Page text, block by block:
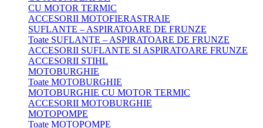
CU MOTOR TERMIC
ACCESORII MOTOFIERASTRAIE
SUFLANTE – ASPIRATOARE DE FRUNZE
Toate SUFLANTE – ASPIRATOARE DE FRUNZE
ACCESORII SUFLANTE SI ASPIRATOARE FRUNZE
ACCESORII STIHL
MOTOBURGHIE
Toate MOTOBURGHIE
MOTOBURGHIE CU MOTOR TERMIC
ACCESORII MOTOBURGHIE
MOTOPOMPE
Toate MOTOPOMPE